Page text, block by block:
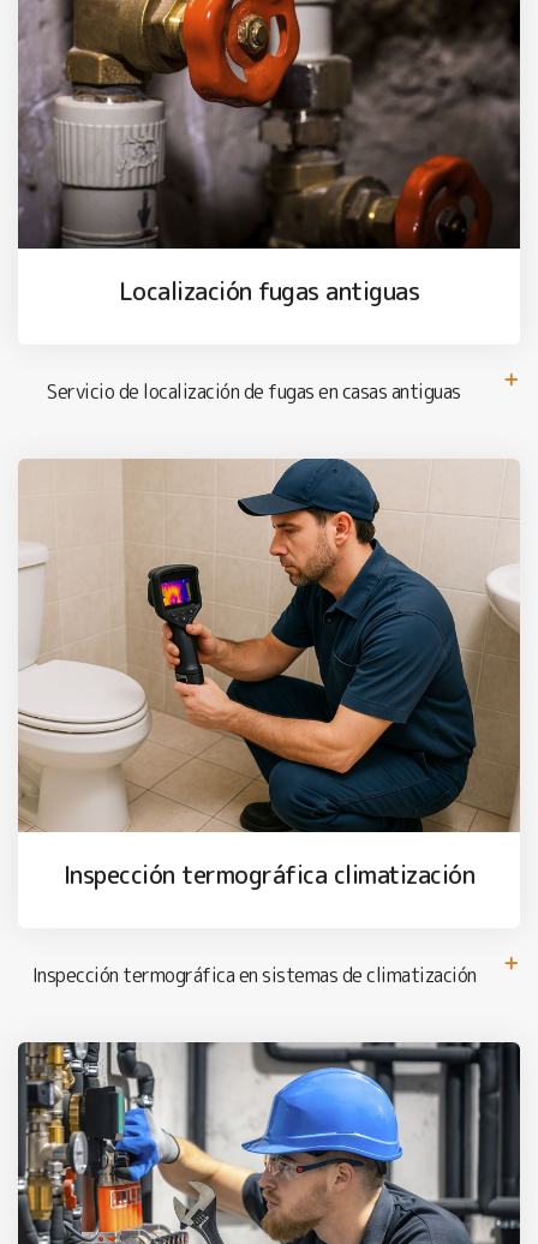
Localización fugas antiguas
Servicio de localización de fugas en casas antiguas
Inspección termográfica climatización
Inspección termográfica en sistemas de climatización